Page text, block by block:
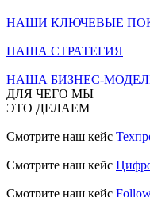
НАШИ КЛЮЧЕВЫЕ
НАША СТРАТЕГИЯ
НАША БИЗНЕС-
ДЛЯ ЧЕГО МЫ
ЭТО ДЕЛАЕМ
Смотрите наш кейс
Смотрите наш кейс
Смотрите наш кейс